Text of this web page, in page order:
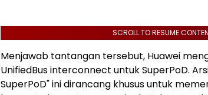
SCROLL TO RESUME
Menjawab tantangan tersebut, Huawei
UnifiedBus interconnect untuk SuperPoD.
SuperPoD" ini dirancang khusus untuk